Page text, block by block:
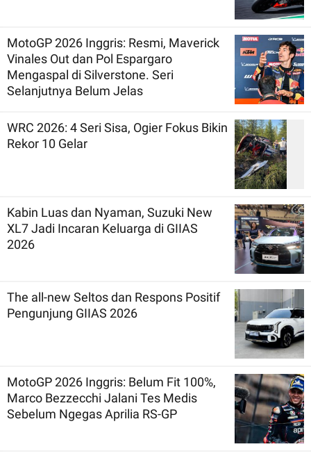
MotoGP 2026 Inggris: Resmi, Maverick
Vinales Out dan Pol Espargaro
Mengaspal di Silverstone. Seri
Selanjutnya Belum Jelas
WRC 2026: 4 Seri Sisa, Ogier Fokus Bikin
Rekor 10 Gelar
Kabin Luas dan Nyaman, Suzuki New
XL7 Jadi Incaran Keluarga di GIIAS
2026
The all-new Seltos dan Respons Positif
Pengunjung GIIAS 2026
MotoGP 2026 Inggris: Belum Fit 100%,
Marco Bezzecchi Jalani Tes Medis
Sebelum Ngegas Aprilia RS-GP